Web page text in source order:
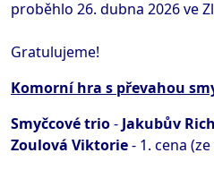
proběhlo 26. dubna 2026 ve
Gratulujeme!
Komorní hra s převahou
Smyčcové trio- Jakubův
Zoulová Viktorie- 1. cena